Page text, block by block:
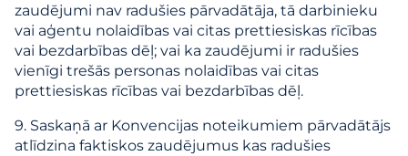
zaudējumi nav radušies pārvadātāja, tā darbinieku
vai aģentu nolaidības vai citas prettiesiskas rīcības
vai bezdarbības dēļ; vai ka zaudējumi ir radušies
vienīgi trešās personas nolaidības vai citas
prettiesiskas rīcības vai bezdarbības dēļ.
9. Saskaņā ar Konvencijas noteikumiem pārvadātājs
atlīdzina faktiskos zaudējumus kas radušies